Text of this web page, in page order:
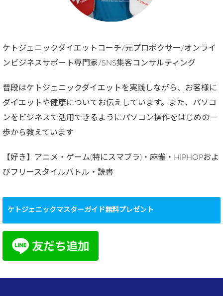
ケトジェニックダイエットコーチ/元プロボクサー/オンライ
ンビジネスサポート専門家/SNS集客コンサルティング
普段はケトジェニックダイエットを実践しながら、お客様に
ダイエットや健康についてお伝えしています。また、パソコ
ンをビジネスで活用できるようにパソコン操作をはじめの一
歩から教えています
【好き】アニメ・ゲーム(特にスマブラ)・麻雀・HIPHOPおよ
びフリースタイルバトル・読書
ケトジェニックマスターガイド無料プレゼント